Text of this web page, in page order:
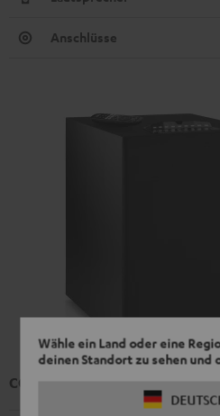
Wähle ein Land oder eine
deinen Standort zu sehen und
Anschlüsse
CONCEPT 12 Subwoofer